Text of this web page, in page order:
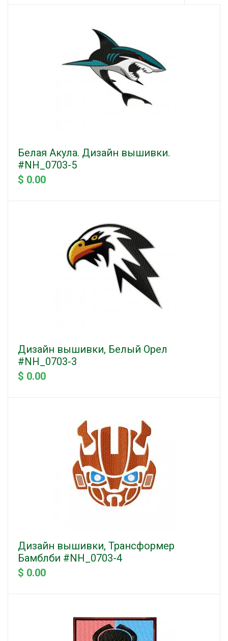
Белая Акула. Дизайн вышивки.
#NH_0703-5
$ 0.00
Дизайн вышивки, Белый Орел
#NH_0703-3
$ 0.00
Дизайн вышивки, Трансформер
Бамблби #NH_0703-4
$ 0.00